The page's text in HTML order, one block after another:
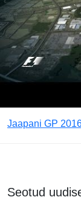
Jaapani GP
Seotud